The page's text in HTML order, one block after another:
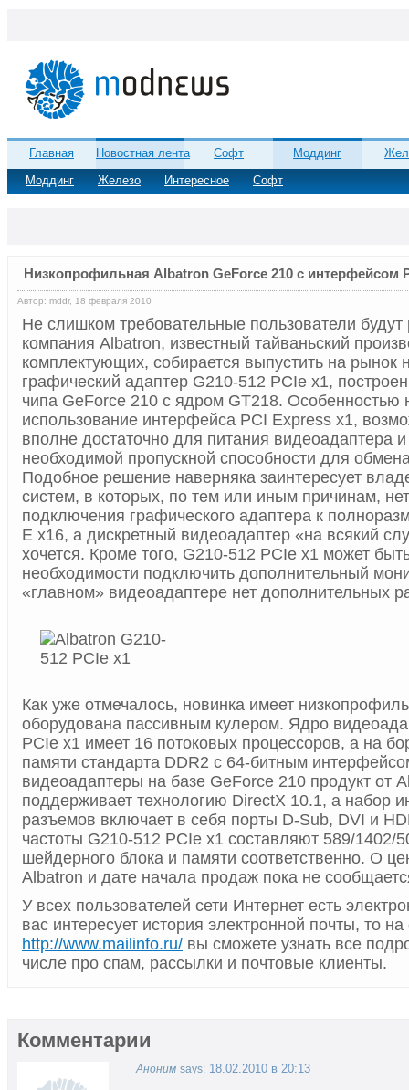
Главная
Новостная лента
Моддинг
Железо Интересное Софт
Софт Моддинг
Низкопрофильная Albatron GeForce 210 с интерфейсом
Автор: mddr, 18 февраля 2010
Не слишком требовательные пользователи будут
компания Albatron, известный тайваньский
комплектующих, собирается выпустить на рынок
графический адаптер G210-512 PCIe x1,
чипа GeForce 210 с ядром GT218. Особенностью
использование интерфейса PCI Express x1,
вполне достаточно для питания видеоадаптера
необходимой пропускной способности для
Подобное решение наверняка заинтересует
систем, в которых, по тем или иным причинам,
подключения графического адаптера к
E x16, а дискретный видеоадаптер «на всякий
хочется. Кроме того, G210-512 PCIe x1 может
необходимости подключить дополнительный
«главном» видеоадаптере нет дополнительных
Как уже отмечалось, новинка имеет
оборудована пассивным кулером. Ядро
PCIe x1 имеет 16 потоковых процессоров, а на
памяти стандарта DDR2 с 64-битным
видеоадаптеры на базе GeForce 210 продукт от
поддерживает технологию DirectX 10.1, а набор
разъемов включает в себя порты D-Sub, DVI и
частоты G210-512 PCIe x1 составляют 589/1402/
шейдерного блока и памяти соответственно. О
Albatron и дате начала продаж пока не
У всех пользователей сети Интернет есть
вас интересует история электронной почты, то на
http://www.mailinfo.ru/ вы сможете узнать все
числе про спам, рассылки и почтовые клиенты.
Комментарии
Аноним says: 18.02.2010 в 20:13